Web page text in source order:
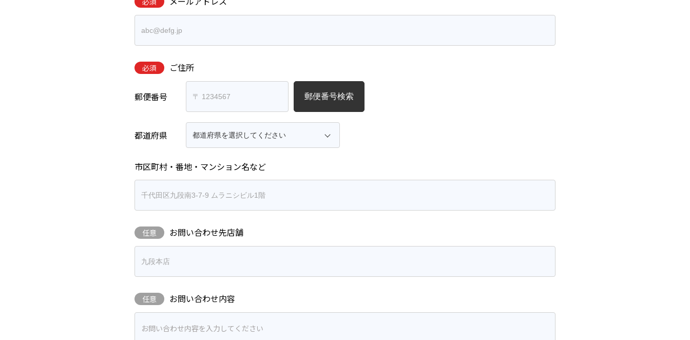
必須 ご住所
郵便番号 郵便番号検索
都道府県
市区町村・番地・マンション名など
任意 お問い合わせ先店舗
任意 お問い合わせ内容